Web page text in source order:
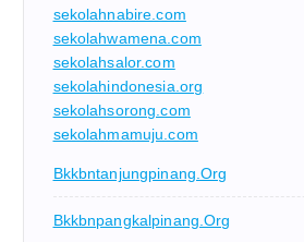
sekolahnabire.com
sekolahwamena.com
sekolahsalor.com
sekolahindonesia.org
sekolahsorong.com
sekolahmamuju.com
Bkkbntanjungpinang.org
Bkkbnpangkalpinang.org